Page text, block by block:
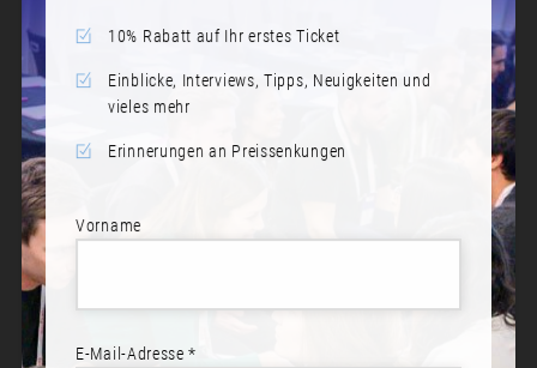
10% Rabatt auf Ihr erstes Ticket
Einblicke, Interviews, Tipps, Neuigkeiten und
vieles mehr
Erinnerungen an Preissenkungen
Vorname
E-Mail-Adresse *